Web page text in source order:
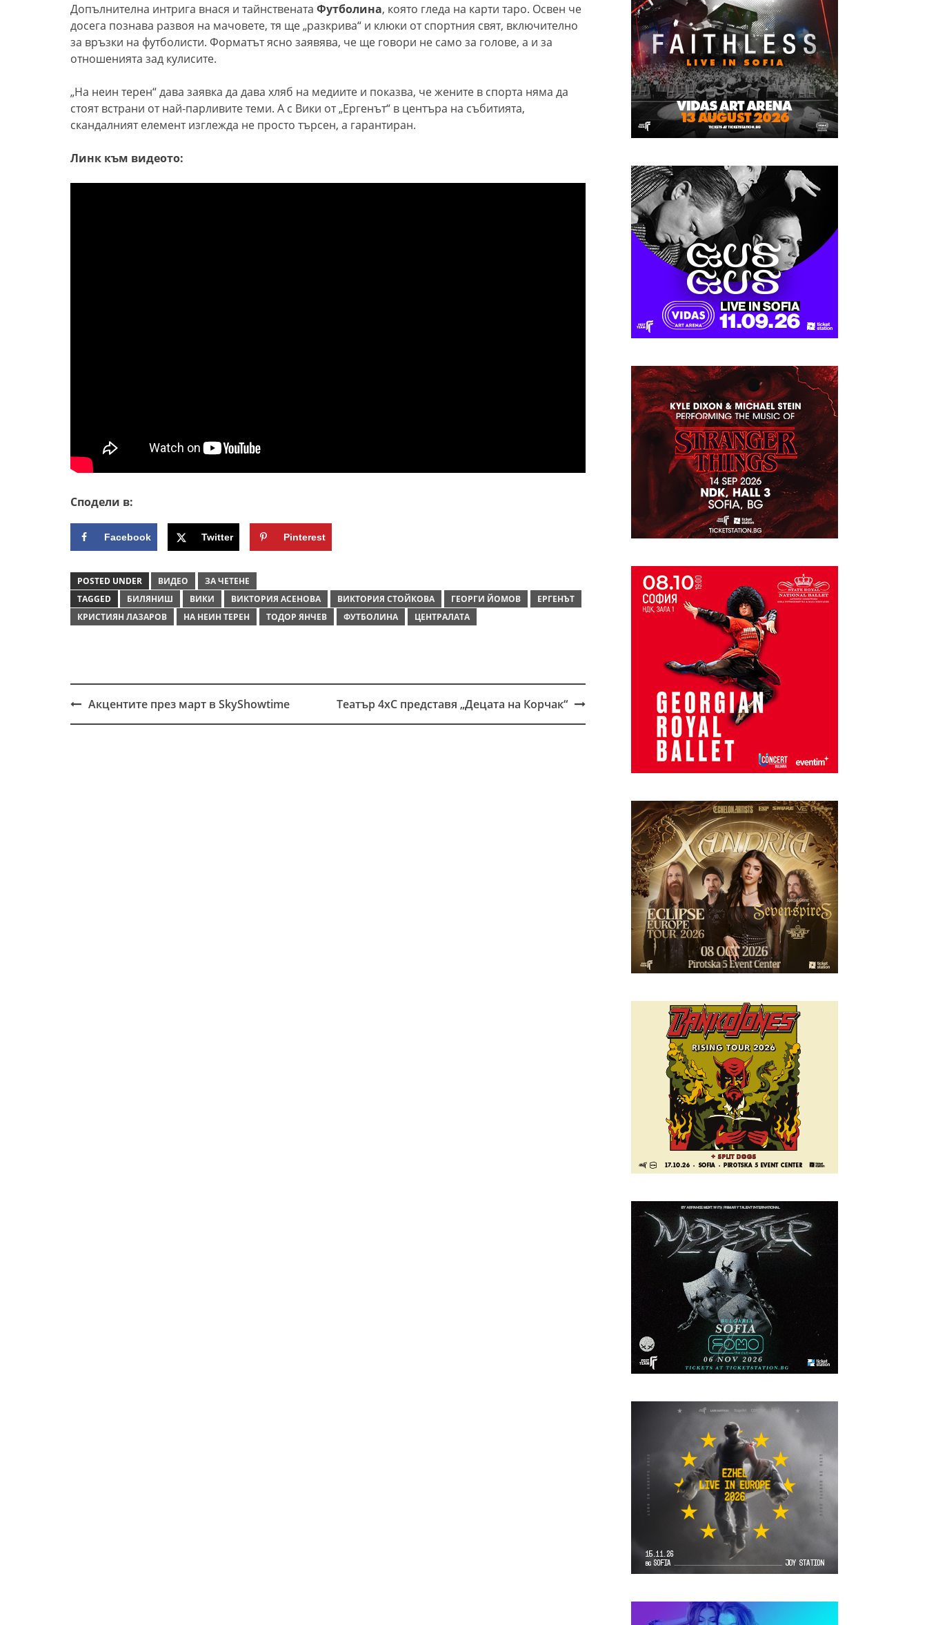
Допълнителна интрига внася и тайнствената Футболина, която гледа на карти таро. Освен че
досега познава развоя на мачовете, тя ще „разкрива“ и клюки от спортния свят, включително
за връзки на футболисти. Форматът ясно заявява, че ще говори не само за голове, а и за
отношенията зад кулисите.
„На неин терен“ дава заявка да дава хляб на медиите и показва, че жените в спорта няма да
стоят встрани от най-парливите теми. А с Вики от „Ергенът“ в центъра на събитията,
скандалният елемент изглежда не просто търсен, а гарантиран.
Линк към видеото:
Сподели в:
Facebook Twitter Pinterest
POSTED UNDER ВИДЕО
ЗА ЧЕТЕНЕ
TAGGED
БИЛЯНИШ ВИКИ ВИКТОРИЯ АСЕНОВА ВИКТОРИЯ СТОЙКОВА ГЕОРГИ ЙОМОВ
ЕРГЕНЪТ
КРИСТИЯН ЛАЗАРОВ
НА НЕИН ТЕРЕН ТОДОР ЯНЧЕВ ФУТБОЛИНА ЦЕНТРАЛАТА
Акцентите през март в SkyShowtime Театър 4хС представя „Децата на Корчак“